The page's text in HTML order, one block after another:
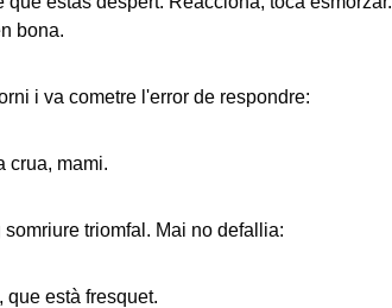
bona.
i va cometre l'error de respondre:
crua, mami.
triomfal. Mai no defallia:
està fresquet.